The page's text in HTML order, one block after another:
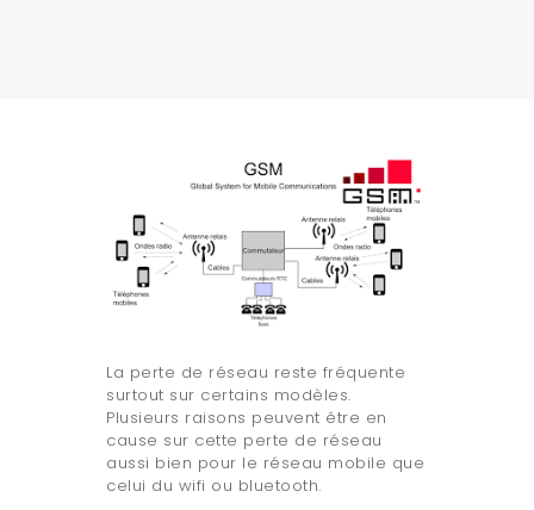
La perte de réseau reste fréquente
surtout sur certains modèles.
Plusieurs raisons peuvent être en
cause sur cette perte de réseau
aussi bien pour le réseau mobile que
celui du wifi ou bluetooth.